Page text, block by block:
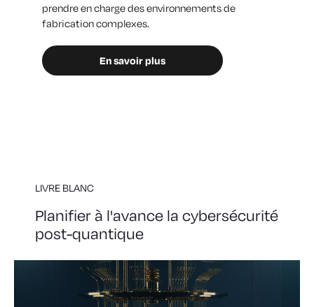
prendre en charge des environnements de
fabrication complexes.
En savoir plus
LIVRE BLANC
Planifier à l'avance la cybersécurité
post-quantique